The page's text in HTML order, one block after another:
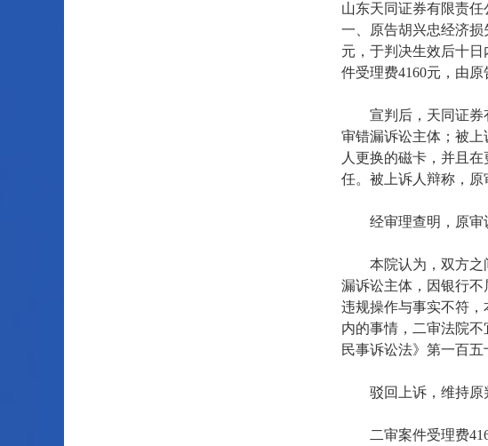
山东天同证券有限责
一、原告胡兴忠经济损
元，于判决生效后十
件受理费4160元，由原
宣判后，天同证券有
审错漏诉讼主体；被
人更换的磁卡，并且
任。被上诉人辩称，原
经审理查明，原审
本院认为，双方之间
漏诉讼主体，因银行
违规操作与事实不符
内的事情，二审法院
民事诉讼法》第一百
驳回上诉，维持原
二审案件受理费4160